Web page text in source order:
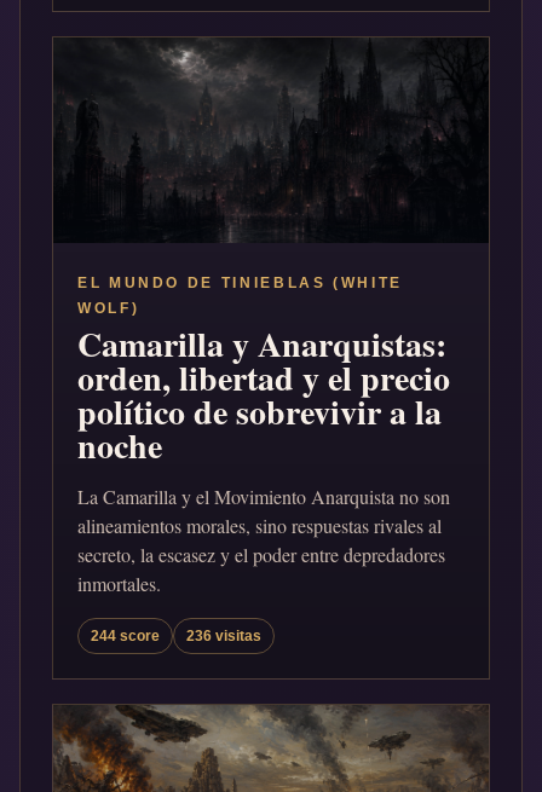
EL MUNDO DE TINIEBLAS (WHITE
WOLF)
Camarilla y Anarquistas:
orden, libertad y el precio
político de sobrevivir a la
noche
La Camarilla y el Movimiento Anarquista no son
alineamientos morales, sino respuestas rivales al
secreto, la escasez y el poder entre depredadores
inmortales.
244 score 236 visitas